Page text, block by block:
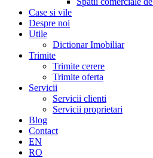
Case si vile
Despre noi
Utile
Dictionar Imobiliar
Trimite
Trimite cerere
Trimite oferta
Servicii
Servicii clienti
Servicii proprietari
Blog
Contact
EN
RO